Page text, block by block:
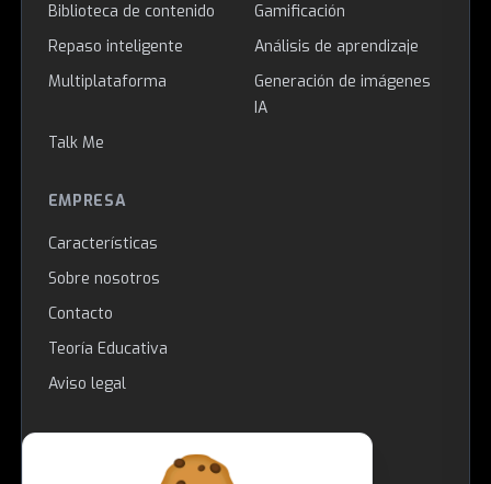
Biblioteca de contenido
Gamificación
Repaso inteligente
Análisis de aprendizaje
Multiplataforma
Generación de imágenes
IA
Talk Me
EMPRESA
Características
Sobre nosotros
Contacto
Teoría Educativa
Aviso legal